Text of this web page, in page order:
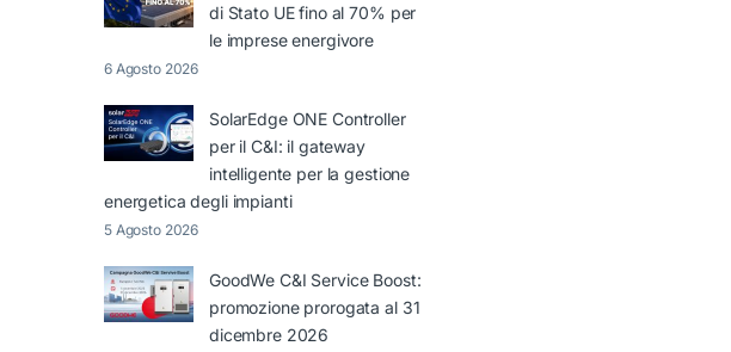
di Stato UE fino al 70% per
le imprese energivore
6 Agosto 2026
SolarEdge ONE Controller
per il C&I: il gateway
intelligente per la gestione
energetica degli impianti
5 Agosto 2026
GoodWe C&I Service Boost:
promozione prorogata al 31
dicembre 2026